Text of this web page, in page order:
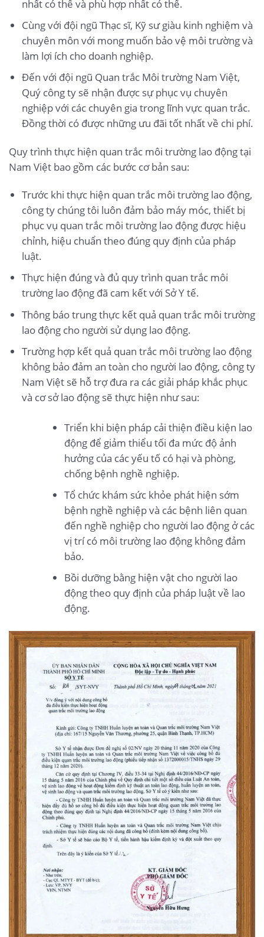
nhất có thể và phù hợp nhất có thể.
Cùng với đội ngũ Thạc sĩ, Kỹ sư giàu kinh nghiệm và
chuyên môn với mong muốn bảo vệ môi trường và
làm lợi ích cho doanh nghiệp.
Đến với đội ngũ Quan trắc Môi trường Nam Việt,
Quý công ty sẽ nhận được sự phục vụ chuyên
nghiệp với các chuyên gia trong lĩnh vực quan trắc.
Đồng thời có được những ưu đãi tốt nhất về chi phí.
Quy trình thực hiện quan trắc môi trường lao động tại
Nam Việt bao gồm các bước cơ bản sau:
Trước khi thực hiện quan trắc môi trường lao động,
công ty chúng tôi luôn đảm bảo máy móc, thiết bị
phục vụ quan trắc môi trường lao động được hiệu
chỉnh, hiệu chuẩn theo đúng quy định của pháp
luật.
Thực hiện đúng và đủ quy trình quan trắc môi
trường lao động đã cam kết với Sở Y tế.
Thông báo trung thực kết quả quan trắc môi trường
lao động cho người sử dụng lao động.
Trường hợp kết quả quan trắc môi trường lao động
không bảo đảm an toàn cho người lao động, công ty
Nam Việt sẽ hỗ trợ đưa ra các giải pháp khắc phục
và cơ sở lao động sẽ thực hiện như sau:
Triển khi biện pháp cải thiện điều kiện lao
động để giảm thiểu tối đa mức độ ảnh
hưởng của các yếu tố có hại và phòng,
chống bệnh nghề nghiệp.
Tổ chức khám sức khỏe phát hiện sớm
bệnh nghề nghiệp và các bệnh liên quan
đến nghề nghiệp cho người lao động ở các
vị trí có môi trường lao động không đảm
bảo.
Bồi dưỡng bằng hiện vật cho người lao
động theo quy định của pháp luật về lao
động.